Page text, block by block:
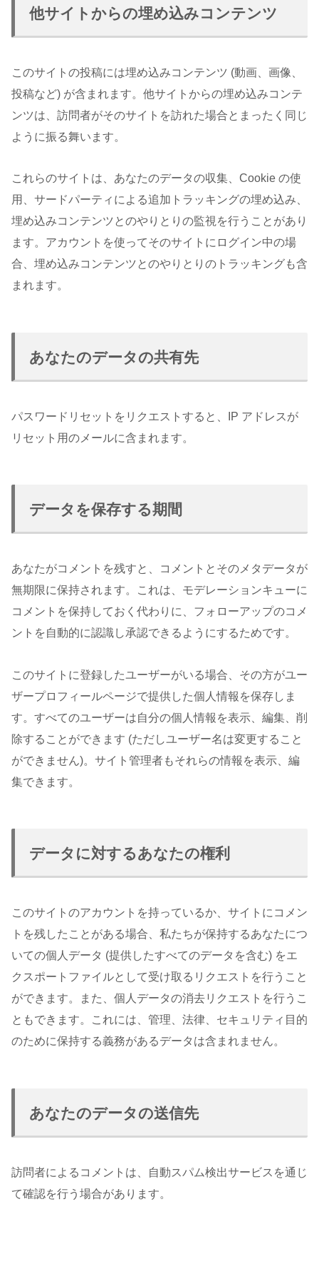
他サイトからの埋め込みコンテンツ
このサイトの投稿には埋め込みコンテンツ (動画、画像、
投稿など) が含まれます。他サイトからの埋め込みコンテ
ンツは、訪問者がそのサイトを訪れた場合とまったく同じ
ように振る舞います。
これらのサイトは、あなたのデータの収集、Cookie の使
用、サードパーティによる追加トラッキングの埋め込み、
埋め込みコンテンツとのやりとりの監視を行うことがあり
ます。アカウントを使ってそのサイトにログイン中の場
合、埋め込みコンテンツとのやりとりのトラッキングも含
まれます。
あなたのデータの共有先
パスワードリセットをリクエストすると、IP アドレスが
リセット用のメールに含まれます。
データを保存する期間
あなたがコメントを残すと、コメントとそのメタデータが
無期限に保持されます。これは、モデレーションキューに
コメントを保持しておく代わりに、フォローアップのコメ
ントを自動的に認識し承認できるようにするためです。
このサイトに登録したユーザーがいる場合、その方がユー
ザープロフィールページで提供した個人情報を保存しま
す。すべてのユーザーは自分の個人情報を表示、編集、削
除することができます (ただしユーザー名は変更すること
ができません)。サイト管理者もそれらの情報を表示、編
集できます。
データに対するあなたの権利
このサイトのアカウントを持っているか、サイトにコメン
トを残したことがある場合、私たちが保持するあなたにつ
いての個人データ (提供したすべてのデータを含む) をエ
クスポートファイルとして受け取るリクエストを行うこと
ができます。また、個人データの消去リクエストを行うこ
ともできます。これには、管理、法律、セキュリティ目的
のために保持する義務があるデータは含まれません。
あなたのデータの送信先
訪問者によるコメントは、自動スパム検出サービスを通じ
て確認を行う場合があります。